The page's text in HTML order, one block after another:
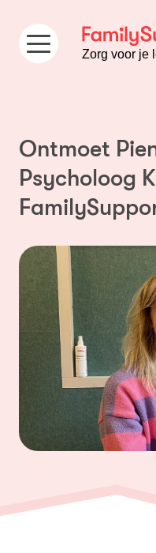
Zorg voor je
Ontmoet
Psycholoog